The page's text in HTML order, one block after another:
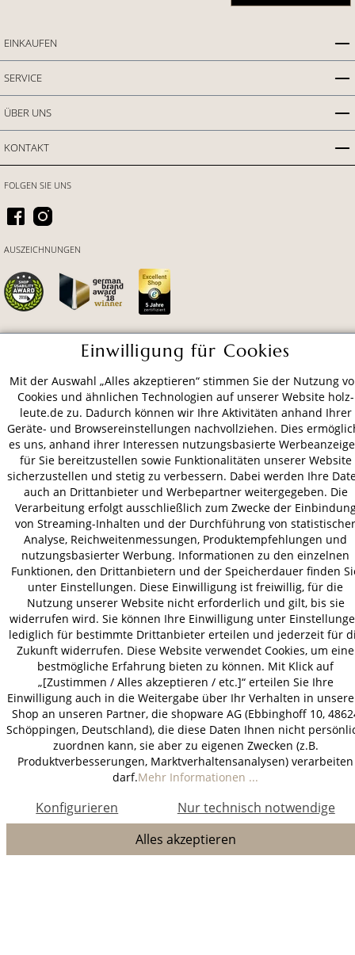
EINKAUFEN
SERVICE
ÜBER UNS
KONTAKT
VERSAND
FOLGEN SIE UNS
AUSZEICHNUNGEN
AGB Datenschutz
Impressum
© 2026 HOLZ-LEUTE
* Alle Preise inkl. gesetzl. Mehrwertsteuer zzgl.
Versandkosten
Einwilligung für Cookies
Mit der Auswahl „Alles akzeptieren“ stimmen Sie der Nutzung
Cookies und ähnlichen Technologien auf unserer Website holz-
leute.de zu. Dadurch können wir Ihre Aktivitäten anhand Ihrer
Geräte- und Browsereinstellungen nachvollziehen. Dies
es uns, anhand ihrer Interessen nutzungsbasierte
für Sie bereitzustellen sowie Funktionalitäten unserer Website
sicherzustellen und stetig zu verbessern. Dabei werden Ihre
auch an Drittanbieter und Werbepartner weitergegeben. Die
Verarbeitung erfolgt ausschließlich zum Zwecke der
von Streaming-Inhalten und der Durchführung von statistischer
Analyse, Reichweitenmessungen, Produktempfehlungen und
nutzungsbasierter Werbung. Informationen zu den einzelnen
Funktionen, den Drittanbietern und der Speicherdauer finden
unter Einstellungen. Diese Einwilligung ist freiwillig, für die
Nutzung unserer Website nicht erforderlich und gilt, bis sie
widerrufen wird. Sie können Ihre Einwilligung unter
lediglich für bestimmte Drittanbieter erteilen und jederzeit für
Zukunft widerrufen. Diese Website verwendet Cookies, um eine
bestmögliche Erfahrung bieten zu können. Mit Klick auf
„[Zustimmen / Alles akzeptieren / etc.]“ erteilen Sie Ihre
Einwilligung auch in die Weitergabe über Ihr Verhalten in
Shop an unseren Partner, die shopware AG (Ebbinghoff 10,
Schöppingen, Deutschland), die diese Daten Ihnen nicht
zuordnen kann, sie aber zu eigenen Zwecken (z.B.
Produktverbesserungen, Marktverhaltensanalysen) verarbeiten
darf.Mehr Informationen ...
Nur technisch notwendige
Konfigurieren
Alles akzeptieren